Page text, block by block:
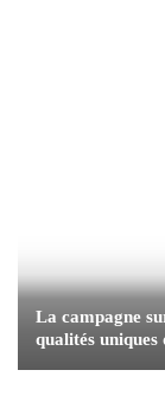
La campagne
qualités uniques